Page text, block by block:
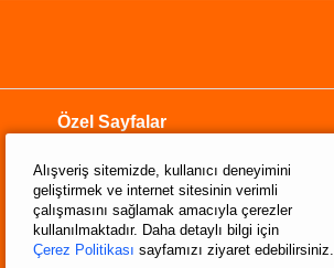
Özel Sayfalar
Hakkımızda
Teslimat Bilgisi
Gizlilik Sözleşmesi
Şartlar ve Koşullar
Alışveriş sitemizde, kullanıcı deneyimini
geliştirmek ve internet sitesinin verimli
çalışmasını sağlamak amacıyla çerezler
kullanılmaktadır. Daha detaylı bilgi için
Çerez Politikası sayfamızı ziyaret edebilirsiniz.